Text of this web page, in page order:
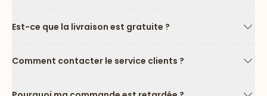
Est-ce que la livraison est gratuite ?
Comment contacter le service clients ?